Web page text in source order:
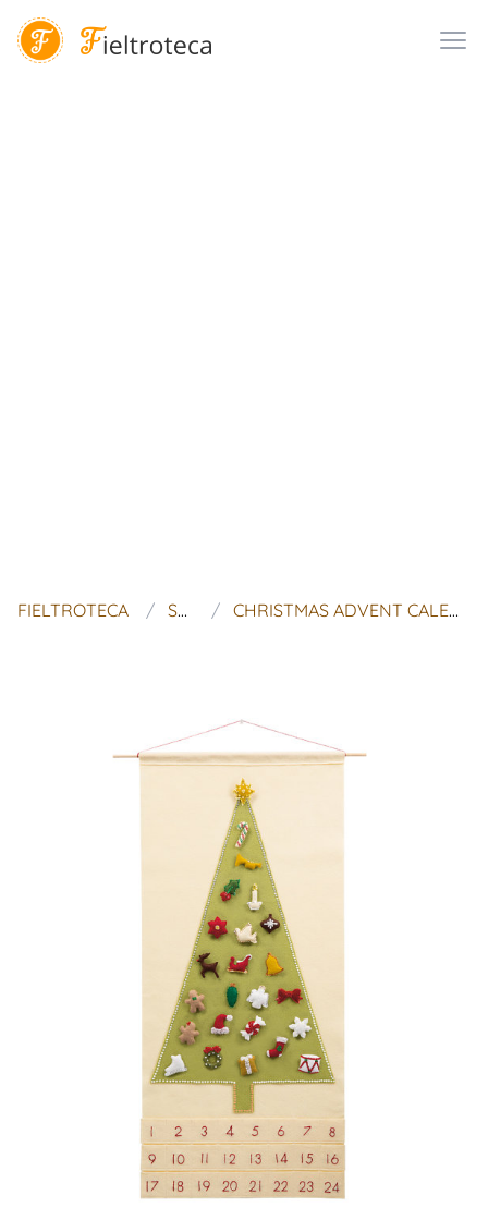
FIELTROTECA SUGAR HOUSE SHOP CHRISTMAS ADVENT CALENDAR PATTERN - 'JOYFUL AND TRIUMPHANT WITH 24 TREASURED CHARACTERS'